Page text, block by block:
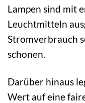
Lampen sind mit
Leuchtmitteln
Stromverbrauch
schonen.
Darüber hinaus
Wert auf eine